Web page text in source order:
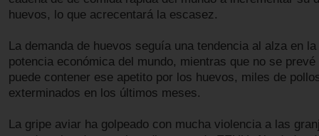
huevos, lo que acrecentará la escasez.
La demanda de huevos seguía una tendencia al alza en
potencia económica del mundo, mientras que no se
puede contener ese apetito por los huevos, miles de
exterminados en los últimos meses.
La gripe aviar ha golpeado con mucha violencia a las